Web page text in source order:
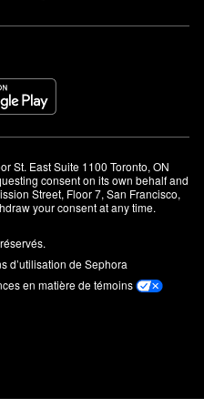
St. East Suite 1100 Toronto, ON
consent on its own behalf and
Street, Floor 7, San Francisco,
your consent at any time.
d’utilisation de Sephora
en matière de témoins